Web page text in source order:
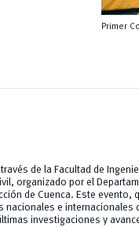
Primer
de la Facultad de
organizado por el
de Cuenca. Este evento,
nacionales e
investigaciones y